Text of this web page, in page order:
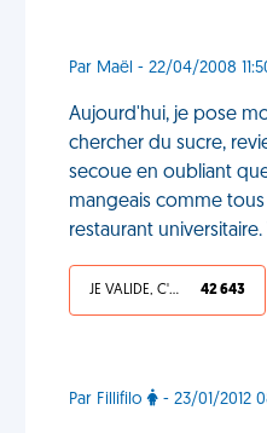
Par Maël - 22/04/2008
Aujourd'hui, je pose
chercher du sucre,
secoue en oubliant
mangeais comme
restaurant universitaire.
JE VALIDE, C'EST UNE VDM 42 643
Par Fillifilo - 23/01/2012